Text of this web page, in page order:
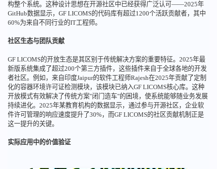
构整个系统。这种设计思想在开源社区中已经获得广泛认可——2025年
GitHub数据显示，GF LICOMS的代码库有超过1200个活跃贡献者，其中
60%为来自不同行业的IT工程师。
社区生态与团队贡献
GF LICOMS的开放生态是其区别于传统解决方案的重要特征。2025年最
新版系统集成了超过200个第三方插件，这些插件来自于全球各地的开发
者社区。例如，来自印度Jaipur的软件工程师Rajesh在2025年贡献了定制
化的容器环境许可证检测模块，该模块已纳入GF LICOMS核心库。这种
开放模式有效解决了传统方案"闭门造车"的困境，使系统能够随业务发展
持续进化。2025年某教育机构的数据显示，通过参与开源社区，企业软
件许可管理的响应速度提升了30%，而GF LICOMS的社区贡献机制正是
这一提升的关键。
实际应用中的价值验证